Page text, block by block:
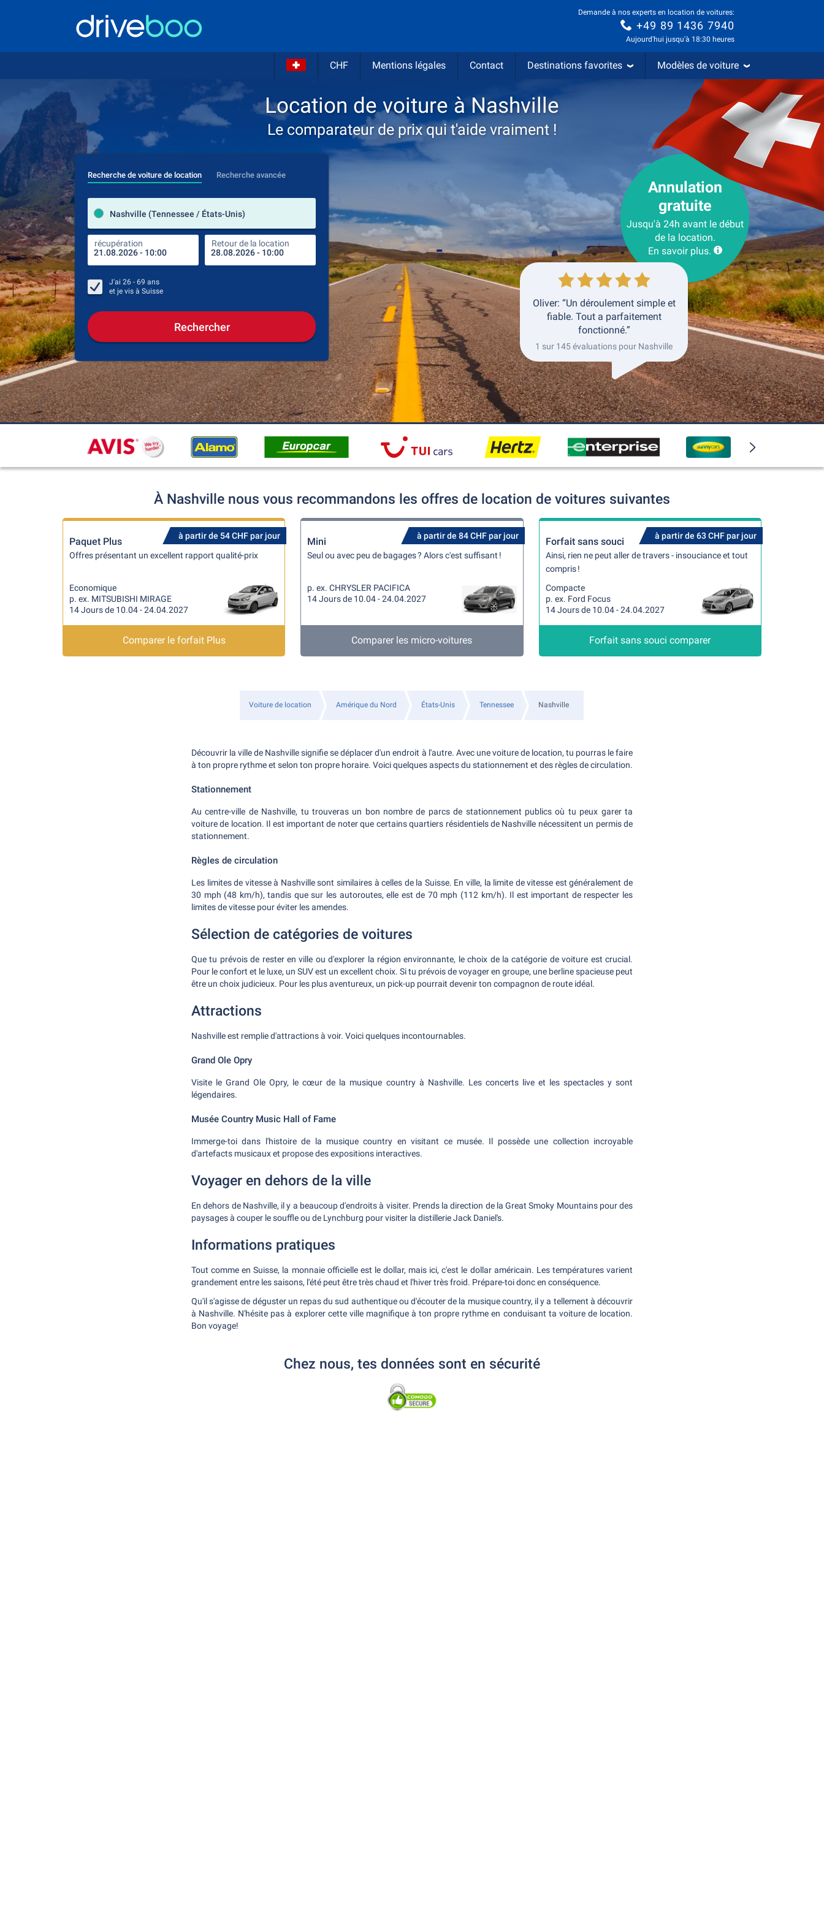
Demande à nos experts en location de voitures:
+49 89 1436 7940
Aujourd'hui jusqu'à 18:30 heures
CHF Mentions légales Contact Destinations favorites Modèles de voiture
Location de voiture à Nashville
Le comparateur de prix qui t'aide vraiment !
Recherche de voiture de location Recherche avancée
Nashville (Tennessee / États-Unis)
récupération Retour de la location
prendre
endroit de retour
récupération Retour de la location
J'ai 26 - 69 ans
et je vis à Suisse
Rechercher
Annulation
gratuite
Jusqu'à 24h avant le début
de la location.
En savoir plus.
Oliver: “Un déroulement simple et
fiable. Tout a parfaitement
fonctionné.”
1 sur 145 évaluations pour Nashville
À Nashville nous vous recommandons les offres de location de voitures suivantes
à partir de 54 CHF par jour
Paquet Plus
Offres présentant un excellent rapport qualité-prix
Economique
p. ex. MITSUBISHI MIRAGE
14 Jours de 10.04 - 24.04.2027
Comparer le forfait Plus
à partir de 84 CHF par jour
Mini
Seul ou avec peu de bagages ? Alors c'est suffisant !
p. ex. CHRYSLER PACIFICA
14 Jours de 10.04 - 24.04.2027
Comparer les micro-voitures
à partir de 63 CHF par jour
Forfait sans souci
Ainsi, rien ne peut aller de travers - insouciance et tout
compris !
Compacte
p. ex. Ford Focus
14 Jours de 10.04 - 24.04.2027
Forfait sans souci comparer
Voiture de location Amérique du Nord États-Unis Tennessee Nashville
Découvrir la ville de Nashville signifie se déplacer d'un endroit à l'autre. Avec une voiture de location, tu pourras le faire
à ton propre rythme et selon ton propre horaire. Voici quelques aspects du stationnement et des règles de circulation.
Stationnement
Au centre-ville de Nashville, tu trouveras un bon nombre de parcs de stationnement publics où tu peux garer ta
voiture de location. Il est important de noter que certains quartiers résidentiels de Nashville nécessitent un permis de
stationnement.
Règles de circulation
Les limites de vitesse à Nashville sont similaires à celles de la Suisse. En ville, la limite de vitesse est généralement de
30 mph (48 km/h), tandis que sur les autoroutes, elle est de 70 mph (112 km/h). Il est important de respecter les
limites de vitesse pour éviter les amendes.
Sélection de catégories de voitures
Que tu prévois de rester en ville ou d'explorer la région environnante, le choix de la catégorie de voiture est crucial.
Pour le confort et le luxe, un SUV est un excellent choix. Si tu prévois de voyager en groupe, une berline spacieuse peut
être un choix judicieux. Pour les plus aventureux, un pick-up pourrait devenir ton compagnon de route idéal.
Attractions
Nashville est remplie d'attractions à voir. Voici quelques incontournables.
Grand Ole Opry
Visite le Grand Ole Opry, le cœur de la musique country à Nashville. Les concerts live et les spectacles y sont
légendaires.
Musée Country Music Hall of Fame
Immerge-toi dans l'histoire de la musique country en visitant ce musée. Il possède une collection incroyable
d'artefacts musicaux et propose des expositions interactives.
Voyager en dehors de la ville
En dehors de Nashville, il y a beaucoup d'endroits à visiter. Prends la direction de la Great Smoky Mountains pour des
paysages à couper le souffle ou de Lynchburg pour visiter la distillerie Jack Daniel's.
Informations pratiques
Tout comme en Suisse, la monnaie officielle est le dollar, mais ici, c'est le dollar américain. Les températures varient
grandement entre les saisons, l'été peut être très chaud et l'hiver très froid. Prépare-toi donc en conséquence.
Qu'il s'agisse de déguster un repas du sud authentique ou d'écouter de la musique country, il y a tellement à découvrir
à Nashville. N'hésite pas à explorer cette ville magnifique à ton propre rythme en conduisant ta voiture de location.
Bon voyage!
Chez nous, tes données sont en sécurité